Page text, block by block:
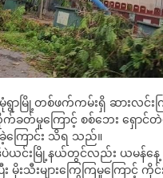
ရွာမြို့တစ်ဖက်ကမ်းရှိ ဆားလင်း
ခတ်မှုကြောင့် စစ်ဘေး ရှောင်တဲ
ကြောင်း သိရ သည်။
ယင်းမြို့နယ်တွင်လည်း ယမန်နေ့
မိုးသီးများကြွေကြမှုကြောင့် ကို